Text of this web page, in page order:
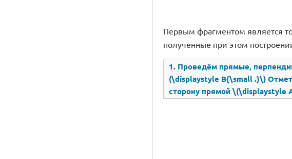
Первым фрагментом является
полученные при этом
1. Проведём прямые,
(\displaystyle B{\small .}\)
сторону прямой \(\displaystyle